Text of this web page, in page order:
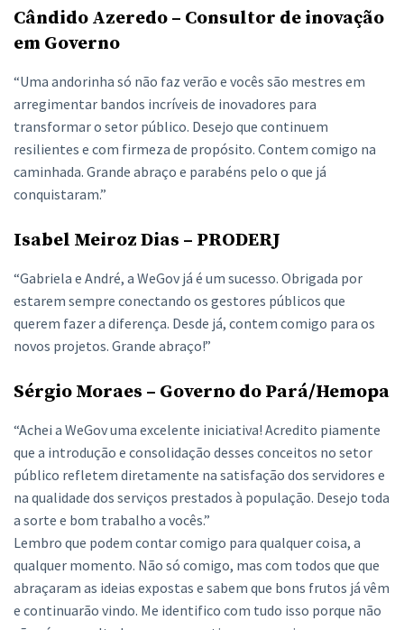
Cândido Azeredo – Consultor de inovação
em Governo
“Uma andorinha só não faz verão e vocês são mestres em
arregimentar bandos incríveis de inovadores para
transformar o setor público. Desejo que continuem
resilientes e com firmeza de propósito. Contem comigo na
caminhada. Grande abraço e parabéns pelo o que já
conquistaram.”
Isabel Meiroz Dias – PRODERJ
“Gabriela e André, a WeGov já é um sucesso. Obrigada por
estarem sempre conectando os gestores públicos que
querem fazer a diferença. Desde já, contem comigo para os
novos projetos. Grande abraço!”
Sérgio Moraes – Governo do Pará/Hemopa
“Achei a WeGov uma excelente iniciativa! Acredito piamente
que a introdução e consolidação desses conceitos no setor
público refletem diretamente na satisfação dos servidores e
na qualidade dos serviços prestados à população. Desejo toda
a sorte e bom trabalho a vocês.”
Lembro que podem contar comigo para qualquer coisa, a
qualquer momento. Não só comigo, mas com todos que que
abraçaram as ideias expostas e sabem que bons frutos já vêm
e continuarão vindo. Me identifico com tudo isso porque não